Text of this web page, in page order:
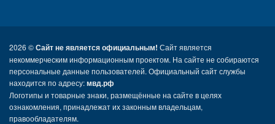
2026 ©Сайт не является официальным! Сайт является
некоммерческим информационным проектом. На сайте не собираются
персональные данные пользователей. Официальный сайт службы
находится по адресу:мвд.рф
Логотипы и товарные знаки, размещённые на сайте в целях
ознакомления, принадлежат их законным владельцам,
правообладателям.